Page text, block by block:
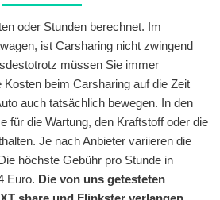
oder Stunden berechnet. Im
ist Carsharing nicht zwingend
müssen Sie immer
beim Carsharing auf die Zeit
auch tatsächlich bewegen. In den
für die Wartung, den Kraftstoff oder die
Je nach Anbieter variieren die
höchste Gebühr pro Stunde in
Euro. Die von uns getesteten